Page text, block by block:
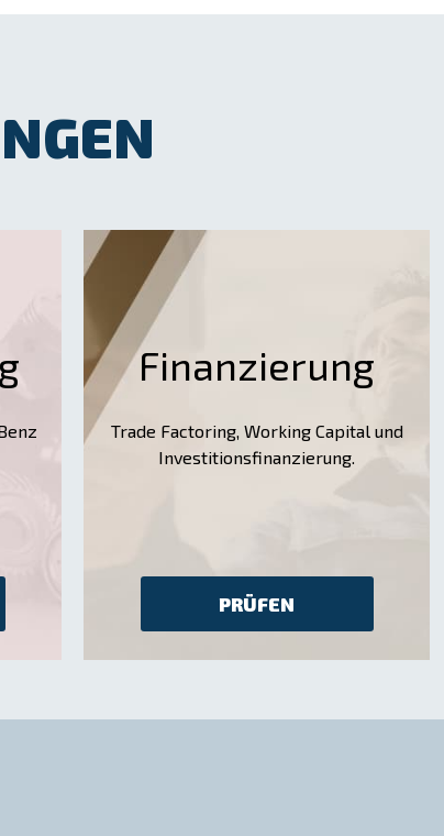
Finanzierung
Trade Factoring, Working Capital und
Investitionsfinanzierung.
PRÜFEN